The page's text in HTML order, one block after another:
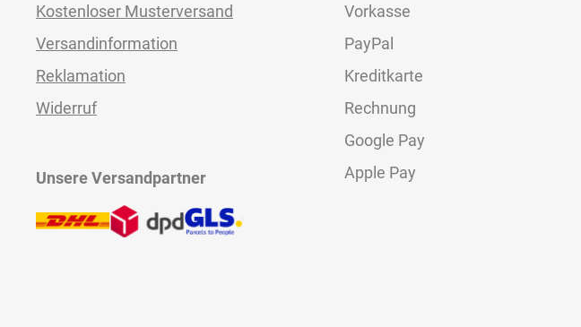
Kostenloser Musterversand
Versandinformation
Reklamation
Widerruf
Unsere Versandpartner
Vorkasse
PayPal
Kreditkarte
Rechnung
Google Pay
Apple Pay